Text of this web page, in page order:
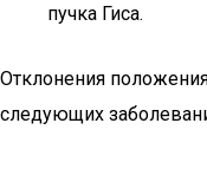
пучка Гиса.
Отклонения
следующих